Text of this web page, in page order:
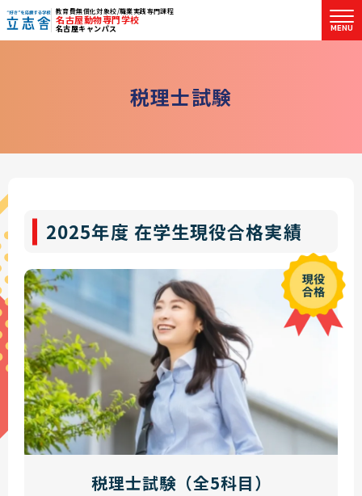
"好き"を応援する学校 立志舎
教育費無償化対象校/職業実践専門課程
名古屋動物専門学校
名古屋キャンパス MENU
税理士試験
2025年度 在学生現役合格実績
税理士試験（全5科目）